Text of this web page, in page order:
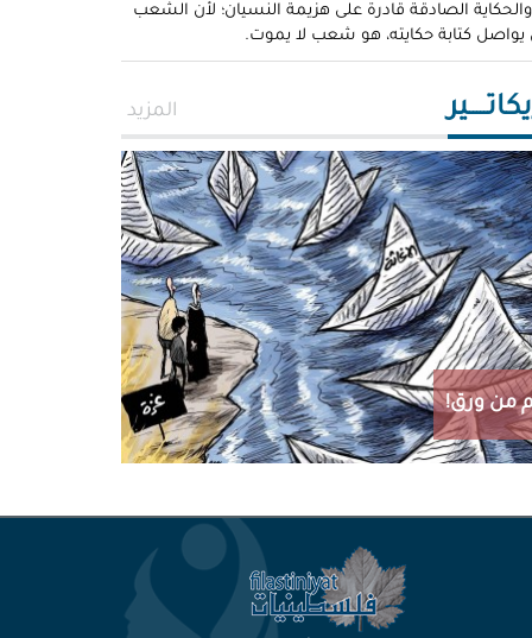
والحكاية الصادقة قادرة على هزيمة النسيان؛ لأن الشعب
يواصل كتابة حكايته، هو شعب لا يموت.
المزيد
من ورق!